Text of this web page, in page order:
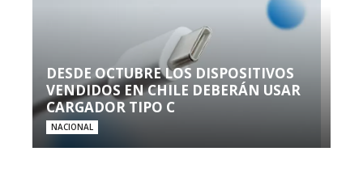
DESDE OCTUBRE LOS DISPOSITIVOS
VENDIDOS EN CHILE DEBERÁN USAR
CARGADOR TIPO C
NACIONAL